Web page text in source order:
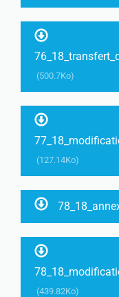
(500.7Ko)
(127.14Ko)
(439.82Ko)